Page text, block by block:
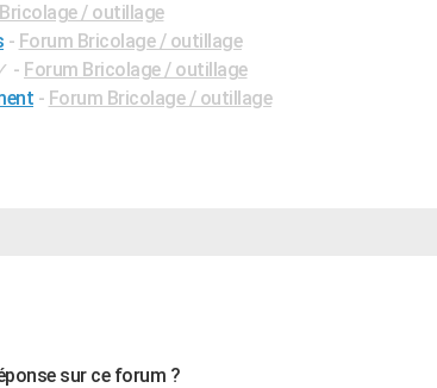
/ outillage
- Forum Bricolage / outillage
- Forum Bricolage / outillage
- Forum Bricolage / outillage
sur ce forum ?